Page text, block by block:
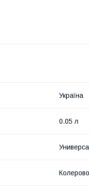
Україна
0.05 л